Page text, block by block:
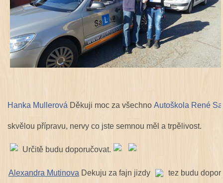
Hanka Mullerová Děkuji moc za všechno Autoškola René
skvělou přípravu, nervy co jste semnou měl a trpělivost.
Určitě budu doporučovat.
Alexandra Mutinova Dekuju za fajn jizdy tez budu